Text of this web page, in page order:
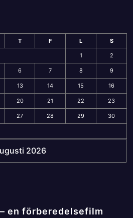
2026
T F L S
1 2
6 7 8 9
13 14 15 16
20 21 22 23
27 28 29 30
en förberedelsefilm